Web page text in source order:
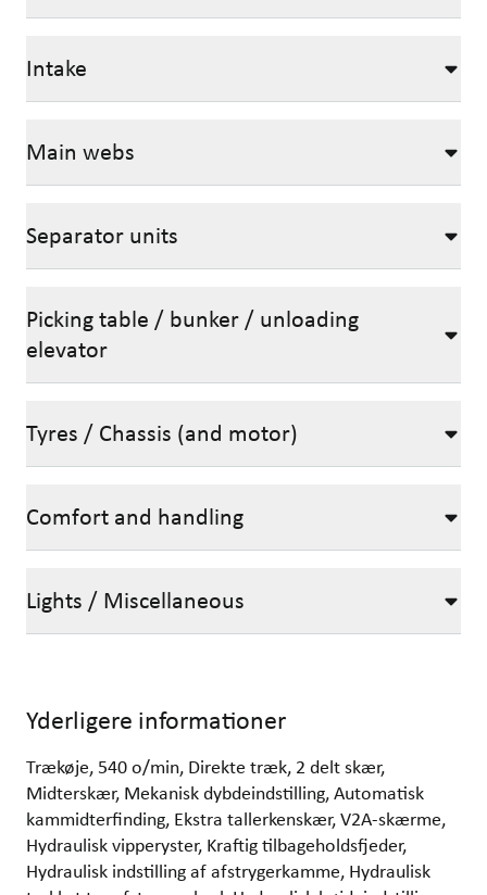
Intake
Main webs
Separator units
Picking table / bunker / unloading
elevator
Tyres / Chassis (and motor)
Comfort and handling
Lights / Miscellaneous
Yderligere informationer
Trækøje, 540 o/min, Direkte træk, 2 delt skær,
Midterskær, Mekanisk dybdeindstilling, Automatisk
kammidterfinding, Ekstra tallerkenskær, V2A-skærme,
Hydraulisk vipperyster, Kraftig tilbageholdsfjeder,
Hydraulisk indstilling af afstrygerkamme, Hydraulisk